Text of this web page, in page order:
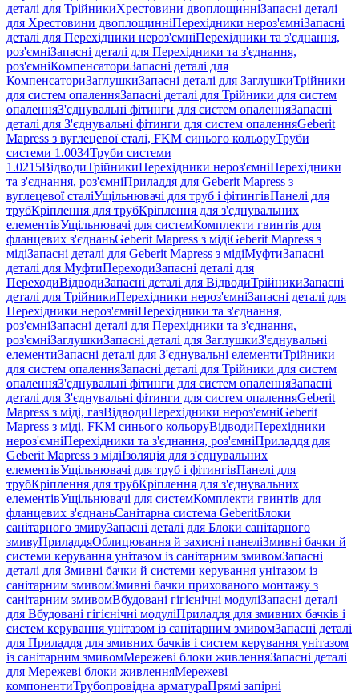
деталі для ТрійникиХрестовини двоплощинніЗапасні деталі
для Хрестовини двоплощинніПерехідники нероз'ємніЗапасні
деталі для Перехідники нероз'ємніПерехідники та з'єднання,
роз'ємніЗапасні деталі для Перехідники та з'єднання,
роз'ємніКомпенсаториЗапасні деталі для
КомпенсаториЗаглушкиЗапасні деталі для ЗаглушкиТрійники
для систем опаленняЗапасні деталі для Трійники для систем
опаленняЗ'єднувальні фітинги для систем опаленняЗапасні
деталі для З'єднувальні фітинги для систем опаленняGeberit
Mapress з вуглецевої сталі, FKM синього кольоруТруби
системи 1.0034Труби системи
1.0215ВідводиТрійникиПерехідники нероз'ємніПерехідники
та з'єднання, роз'ємніПриладдя для Geberit Mapress з
вуглецевої сталіУщільнювачі для труб і фітингівПанелі для
трубКріплення для трубКріплення для з'єднувальних
елементівУщільнювачі для системКомплекти гвинтів для
фланцевих з'єднаньGeberit Mapress з мідіGeberit Mapress з
мідіЗапасні деталі для Geberit Mapress з мідіМуфтиЗапасні
деталі для МуфтиПереходиЗапасні деталі для
ПереходиВідводиЗапасні деталі для ВідводиТрійникиЗапасні
деталі для ТрійникиПерехідники нероз'ємніЗапасні деталі для
Перехідники нероз'ємніПерехідники та з'єднання,
роз'ємніЗапасні деталі для Перехідники та з'єднання,
роз'ємніЗаглушкиЗапасні деталі для ЗаглушкиЗ'єднувальні
елементиЗапасні деталі для З'єднувальні елементиТрійники
для систем опаленняЗапасні деталі для Трійники для систем
опаленняЗ'єднувальні фітинги для систем опаленняЗапасні
деталі для З'єднувальні фітинги для систем опаленняGeberit
Mapress з міді, газВідводиПерехідники нероз'ємніGeberit
Mapress з міді, FKM синього кольоруВідводиПерехідники
нероз'ємніПерехідники та з'єднання, роз'ємніПриладдя для
Geberit Mapress з мідіІзоляція для з'єднувальних
елементівУщільнювачі для труб і фітингівПанелі для
трубКріплення для трубКріплення для з'єднувальних
елементівУщільнювачі для системКомплекти гвинтів для
фланцевих з'єднаньСанітарна система GeberitБлоки
санітарного змивуЗапасні деталі для Блоки санітарного
змивуПриладдяОблицювання й захисні панеліЗмивні бачки й
системи керування унітазом із санітарним змивомЗапасні
деталі для Змивні бачки й системи керування унітазом із
санітарним змивомЗмивні бачки прихованого монтажу з
санітарним змивомВбудовані гігієнічні модуліЗапасні деталі
для Вбудовані гігієнічні модуліПриладдя для змивних бачків і
систем керування унітазом із санітарним змивомЗапасні деталі
для Приладдя для змивних бачків і систем керування унітазом
із санітарним змивомМережеві блоки живленняЗапасні деталі
для Мережеві блоки живленняМережеві
компонентиТрубопровідна арматураПрямі запірні